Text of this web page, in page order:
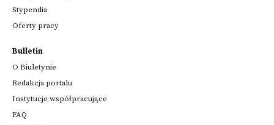
Stypendia
Oferty pracy
Bulletin
O Biuletynie
Redakcja portalu
Instytucje współpracujące
FAQ